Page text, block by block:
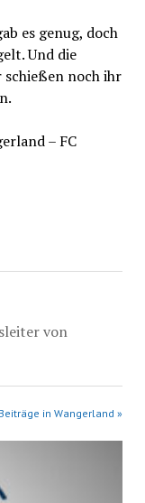
es genug, doch
Und die
schießen noch ihr
– FC
von
in Wangerland »